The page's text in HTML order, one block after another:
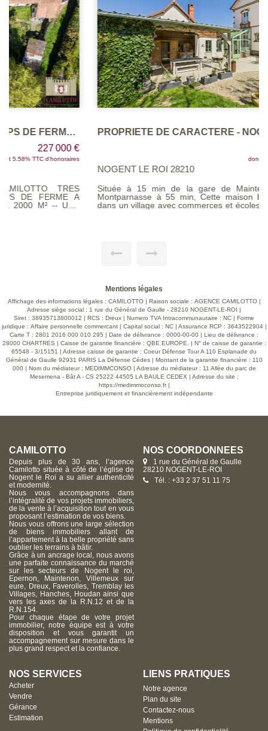
PROPRIETE DE CARACTERE - NOGENT LE ROI
dont 4.47% TTC d'honoraires
NOGENT LE ROI 28210
Située à 15 min de la gare de Maintenon reliant Paris
Montparnasse à 55 min, Cette maison bourgeoise, située
dans un village avec commerces et écoles offre un cadre de
moments conviviaux. Une véranda, parfaite pour profiter des
dressing et une salle d'eau privative, apportant confort . Une
salle d'eau supplémentaire, équipée d'un WC, est également
présente sur ce niveau. Le deuxième étage se compose d
une grande pièce offrant de multiples possibilités
d'aménagement selon vos besoins, que ce soit pour un
bureau, une chambre supplémentaire ou un espace de
loisirs. Le sous-sol total de la maison abrite une chaufferie,
garantissant un espace pratique pour le stockage et
l'entretien des équipements. À l'extérieur, un garage, une
dépendance et un sauna viennent compléter ce bien, offrant
des espaces supplémentaires pour le rangement, le
stationnement et la détente. Cette maison combine
fonctionnalité, confort et un potentiel d'aménagement
intéressant, en faisant un cadre idéal pour une famille.
Mentions légales
Affichage des informations légales : CAMILOTTO | Raison sociale : AGENCE CAMILOTTO |
Adresse siège social : 1 rue du Général de Gaulle - 28210 NOGENT-LE-ROI |
Siret : 38935713800012 | RCS : Dreux | Numero TVA Intracommunautaire : NC | Forme
juridique : Affaire personnelle commercant | Capital social : NC | Assurance RCP : 3643522904 |
Carte T : 2801 2016 000 010 295 | Date de délivrance : 0000-00-00 | Lieu de délivrance :
28000 CHARTRES | Caisse de garantie financière : QBE EUROPE. | N° de caisse de garantie :
65548 - 3/15151 | Adresse caisse de garantie : Coeur Défense Tour A 110 Esplanade du
Général de Gaulle 92931 PARIS La Défense Cédes | Montant de la garantie financière : 110
000 | Nom du médiateur : MEDIMMCONSO | Adresse du médiateur : 11 Allée du parc de
Mesemena - Bât A - CS 25222 44505 LA BAULE CEDEX | Adresse du site :
https://medimmoconso.fr|
Entreprise juridiquement et financièrement indépendante
CAMILOTTO
Depuis plus de 30 ans, l’agence
Camilotto située à côté de l’église de
Nogent le Roi a su allier authenticité
et modernité.
Nous vous accompagnons dans
l’intégralité de vos projets immobiliers,
de la vente à l’acquisition tout en vous
proposant l’estimation de vos biens.
Nous vous offrons une large sélection
de biens immobiliers allant de
l’appartement à la belle propriété sans
oublier les terrains à bâtir.
Grâce à un ancrage local, nous avons
une parfaite connaissance du marché
sur les secteurs de Nogent le roi,
Epernon, Maintenon, Villemeux sur
eure, Dreux, Faverolles, Tremblay les
Villages, Hanches, Houdan ainsi que
vers les axes de la R.N.12 et de la
R.N.154.
Pour chaque étape de votre projet
immobilier, notre équipe est à votre
disposition et vous garantit un
accompagnement sur mesure dans le
plus grand respect et la confiance.
NOS COORDONNÉES
1 rue du Général de Gaulle
28210 NOGENT-LE-ROI
Tél. : +33 2 37 51 11 75
NOS SERVICES
Acheter
Vendre
Gérance
Estimation
LIENS PRATIQUES
Notre agence
Plan du site
Contactez-nous
Mentions